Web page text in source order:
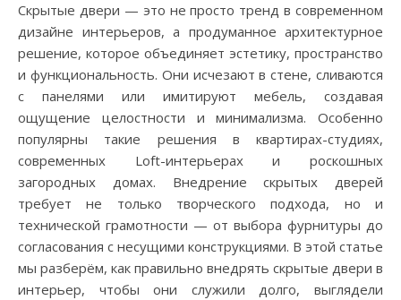
Скрытые двери — это не просто тренд в современном
дизайне интерьеров, а продуманное архитектурное
решение, которое объединяет эстетику, пространство
и функциональность. Они исчезают в стене, сливаются
с панелями или имитируют мебель, создавая
ощущение целостности и минимализма. Особенно
популярны такие решения в квартирах-студиях,
современных Loft-интерьерах и роскошных
загородных домах. Внедрение скрытых дверей
требует не только творческого подхода, но и
технической грамотности — от выбора фурнитуры до
согласования с несущими конструкциями. В этой статье
мы разберём, как правильно внедрять скрытые двери в
интерьер, чтобы они служили долго, выглядели